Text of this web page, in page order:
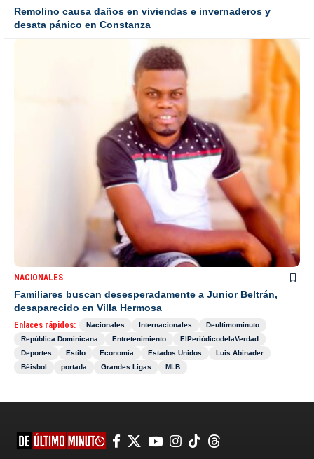
Remolino causa daños en viviendas e invernaderos y
desata pánico en Constanza
NACIONALES
Familiares buscan desesperadamente a Junior Beltrán,
desaparecido en Villa Hermosa
Enlaces rápidos: Nacionales Internacionales
Deultimominuto
República Dominicana
Entretenimiento
ElPeriódicodelaVerdad
Deportes
Estilo Economía Estados Unidos
Luis Abinader
Béisbol
portada Grandes Ligas MLB